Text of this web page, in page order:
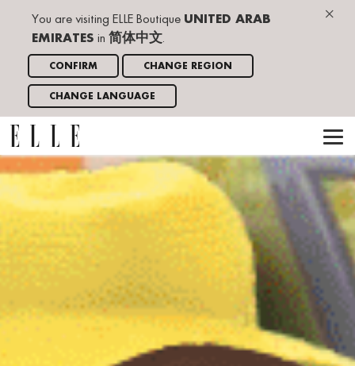
×
You are visiting ELLE Boutique UNITED ARAB
EMIRATES in 简体中文.
CONFIRM CHANGE REGION
CHANGE LANGUAGE